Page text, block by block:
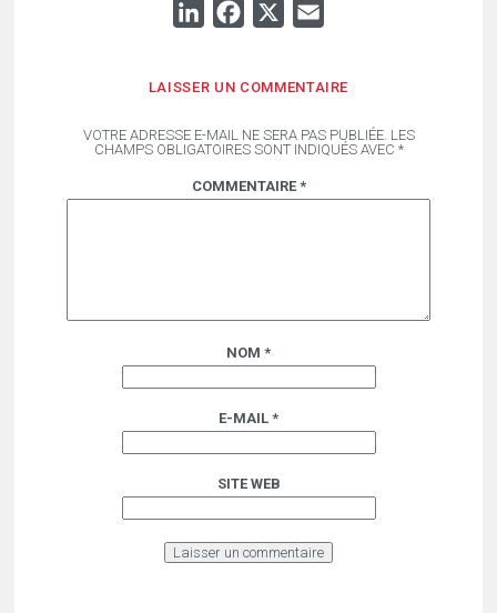
LINKEDINFACEBOOK
LAISSER UN COMMENTAIRE
VOTRE ADRESSE E-MAIL NE SERA PAS PUBLIÉE. LES
CHAMPS OBLIGATOIRES SONT INDIQUÉS AVEC *
COMMENTAIRE *
NOM *
E-MAIL *
SITE WEB